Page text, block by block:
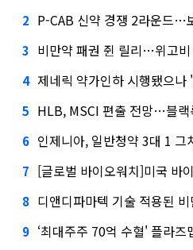
2 P-CAB 신약 경쟁 2라운드…
3 비만약 패권 쥔 릴리…위고
4 제네릭 약가인하 시행됐으
5 HLB, MSCI 편출 전망…블랙
6 인제니아, 일반청약 3대 1
7 [글로벌 바이오워치]미국 바
8 디앤디파마텍 기술 적용된 비만
9 ‘최대주주 70억 수혈' 플라즈맵